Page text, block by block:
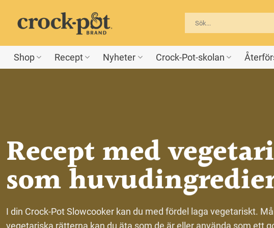
content
Shop Recept Nyheter Crock-Pot-skolan
Recept med
som
I din Crock-Pot Slowcooker kan du med fördel laga vegetariskt.
vegetariska rätterna kan du äta som de är eller använda som ett